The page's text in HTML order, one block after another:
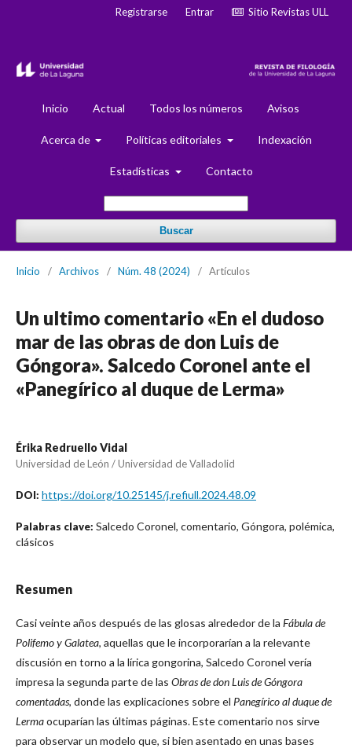
Inicio Actual Todos los números Avisos
Acerca de Políticas editoriales Indexación
Estadísticas Contacto
Buscar
Registrarse Entrar Sitio Revistas ULL
Inicio / Archivos / Núm. 48 (2024) / Artículos
Un ultimo comentario «En el dudoso
mar de las obras de don Luis de
Góngora». Salcedo Coronel ante el
«Panegírico al duque de Lerma»
Érika Redruello Vidal
Universidad de León / Universidad de Valladolid
DOI: https://doi.org/10.25145/j.refiull.2024.48.09
Palabras clave: Salcedo Coronel, comentario, Góngora, polémica,
clásicos
Resumen
Casi veinte años después de las glosas alrededor de la Fábula de
Polifemo y Galatea, aquellas que le incorporarían a la relevante
discusión en torno a la lírica gongorina, Salcedo Coronel vería
impresa la segunda parte de las Obras de don Luis de Góngora
comentadas, donde las explicaciones sobre el Panegírico al duque de
Lermaocuparían las últimas páginas. Este comentario nos sirve
para observar un modelo que, si bien asentado en unas bases